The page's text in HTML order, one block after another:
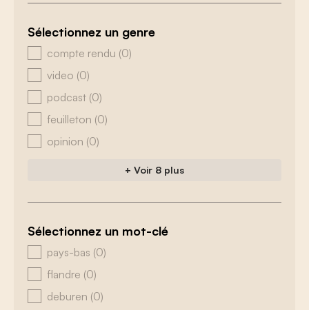
Sélectionnez un genre
zoeken - genre
compte rendu (0)
video (0)
podcast (0)
feuilleton (0)
opinion (0)
+ Voir 8 plus
Sélectionnez un mot-clé
zoeken - tags
pays-bas (0)
flandre (0)
deburen (0)